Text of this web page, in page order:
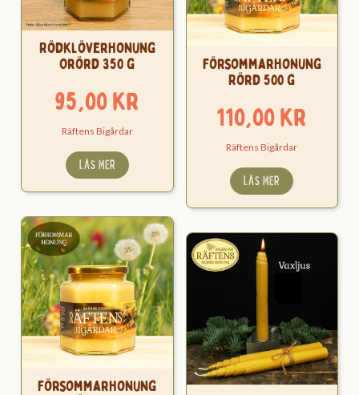
Rödklöverhonung
Orörd 350 g
95,00kr
Räftens Bigårdar
LÄS MER
Försommarhonung
Rörd 500 g
110,00kr
Räftens Bigårdar
LÄS MER
Försommarhonung